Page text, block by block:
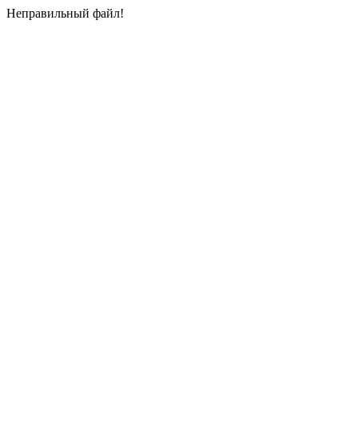
Неправильный файл!